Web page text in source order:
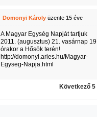
Domonyi Károlyüzente 15 éve
A Magyar Egység Napját tartjuk
2011. (augusztus) 21. vasárnap 19
órakor a Hősök terén!
http://domonyi.aries.hu/Magyar-
Egyseg-Napja.html
Következő 5